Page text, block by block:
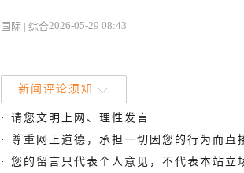
国际 | 综合2026-05-29 08:43
新闻评论须知
· 请您文明上网、理性发言
· 尊重网上道德，承担一切因您的行为而直
· 您的留言只代表个人意见，不代表本站立